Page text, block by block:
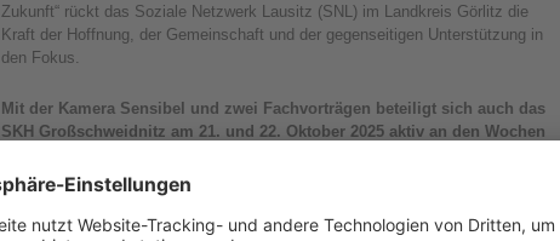
Zukunft“ rückt das Soziale Netzwerk Lausitz (SNL) im Landkreis Görlitz die
Kraft der Hoffnung, der Gemeinschaft und der gegenseitigen Unterstützung in
den Fokus.
Mit der Kamera Sensibel und zwei Fachvorträgen beteiligt sich auch das
SKH Großschweidnitz am 21. und 22. Oktober 2025 aktiv an den Wochen
bildet derGlückskongress, der am26. September 2025in derSynagoge